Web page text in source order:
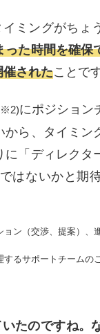
ミングがちょ
た時間を確保
催されたことです
にポジション
ら、タイミン
「ディレクタ
はないかと期
ン（交渉、提案）、
るサポートチームのこ
たのですね。